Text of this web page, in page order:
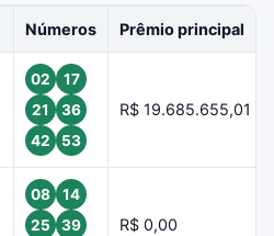
Números Prêmio principal
02
17
21
36
42
53
R$ 19.685.655,01
08
14
25
39
R$ 0,00